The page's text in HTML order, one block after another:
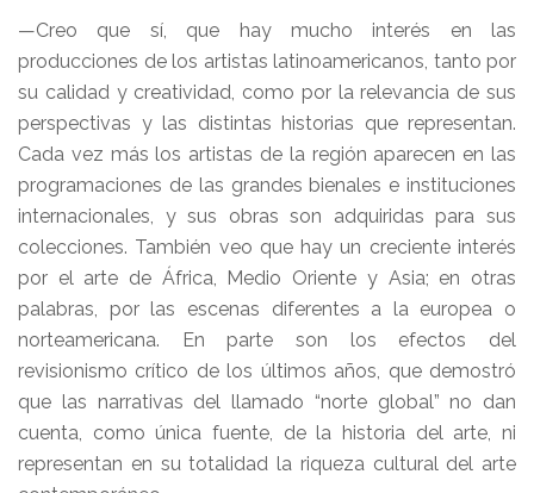
—Creo que sí, que hay mucho interés en las
producciones de los artistas latinoamericanos, tanto por
su calidad y creatividad, como por la relevancia de sus
perspectivas y las distintas historias que representan.
Cada vez más los artistas de la región aparecen en las
programaciones de las grandes bienales e instituciones
internacionales, y sus obras son adquiridas para sus
colecciones. También veo que hay un creciente interés
por el arte de África, Medio Oriente y Asia; en otras
palabras, por las escenas diferentes a la europea o
norteamericana. En parte son los efectos del
revisionismo crítico de los últimos años, que demostró
que las narrativas del llamado “norte global” no dan
cuenta, como única fuente, de la historia del arte, ni
representan en su totalidad la riqueza cultural del arte